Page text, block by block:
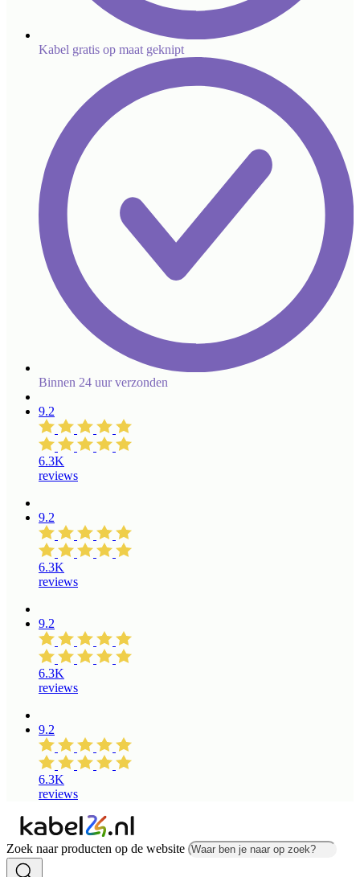
Kabel gratis op maat geknipt
Binnen 24 uur verzonden
9.2
6.3K
reviews
9.2
6.3K
reviews
9.2
6.3K
reviews
9.2
6.3K
reviews
Zoek naar producten op de website